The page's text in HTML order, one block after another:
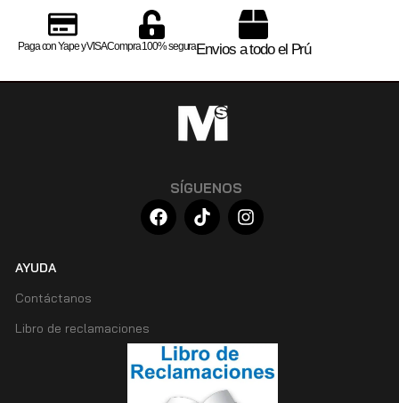
Paga con Yape y VISACompra 100% seguraEnvios a todo el Prú
SÍGUENOS
AYUDA
Contáctanos
Libro de reclamaciones